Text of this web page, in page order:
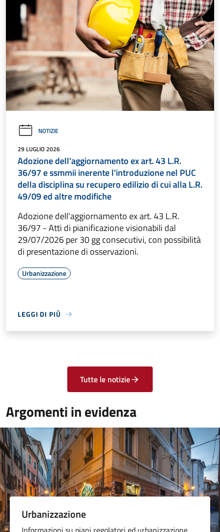
NOTIZIE
29 LUGLIO 2026
Adozione dell'aggiornamento ex art. 43 L.R.
36/97 e ssmmii inerente l'introduzione nel PUC
della disciplina su recupero edilizio di cui alla L.R.
49/09 ed altre modifiche
Adozione dell'aggiornamento ex art. 43 L.R.
36/97 - Atti di pianificazione visionabili dal
29/07/2026 per 30 gg consecutivi, con possibilità
di presentazione di osservazioni.
Urbanizzazione
LEGGI DI PIÙ
Tutte le notizie
Argomenti in evidenza
Urbanizzazione